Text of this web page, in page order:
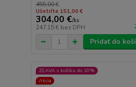
455,00 €
Ušetríte 151,00 €
304,00 €/ks
247,15 € bez DPH
Pridať do
ZĽAVA v košíku do 10%
Akcia